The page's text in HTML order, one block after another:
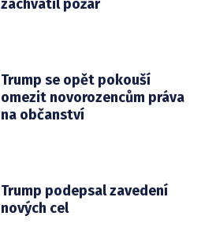
zachvátil požár
Trump se opět pokouší
omezit novorozencům práva
na občanství
Trump podepsal zavedení
nových cel